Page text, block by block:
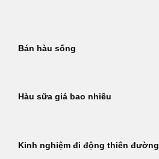
dungBán hàu sống
Hàu sữa giá bao nhiêu
Kinh nghiệm đi động thiên đường